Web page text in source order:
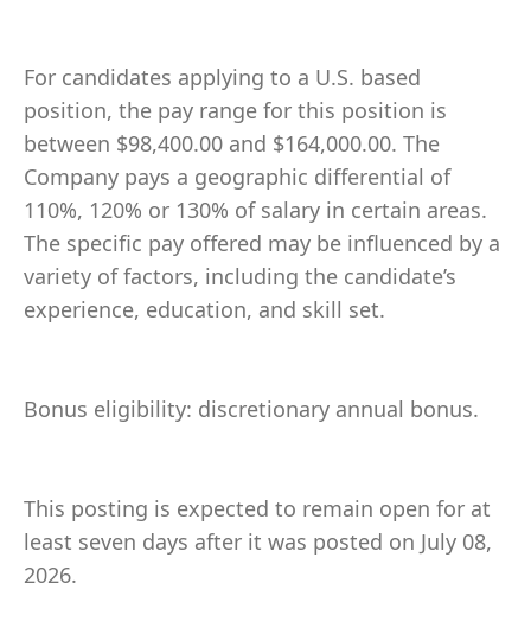
For candidates applying to a U.S. based
position, the pay range for this position is
between $98,400.00 and $164,000.00. The
Company pays a geographic differential of
110%, 120% or 130% of salary in certain areas.
The specific pay offered may be influenced by a
variety of factors, including the candidate’s
experience, education, and skill set.
Bonus eligibility: discretionary annual bonus.
This posting is expected to remain open for at
least seven days after it was posted on July 08,
2026.